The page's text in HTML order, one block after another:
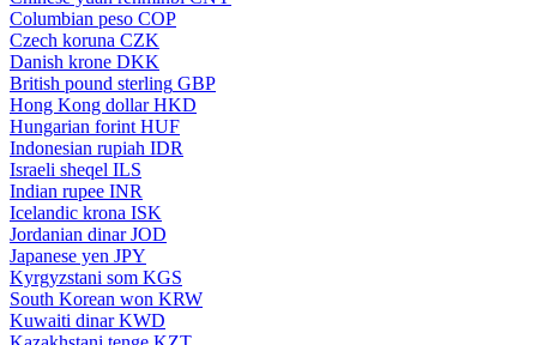
Columbian peso COP
Czech koruna CZK
Danish krone DKK
British pound sterling GBP
Hong Kong dollar HKD
Hungarian forint HUF
Indonesian rupiah IDR
Israeli sheqel ILS
Indian rupee INR
Icelandic krona ISK
Jordanian dinar JOD
Japanese yen JPY
Kyrgyzstani som KGS
South Korean won KRW
Kuwaiti dinar KWD